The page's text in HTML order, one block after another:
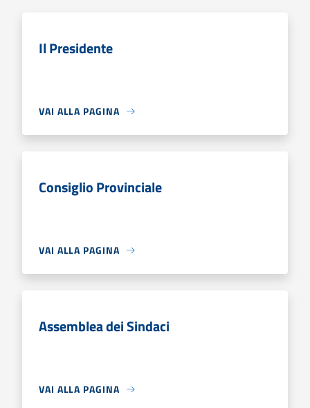
Il Presidente
VAI ALLA PAGINA
Consiglio Provinciale
VAI ALLA PAGINA
Assemblea dei Sindaci
VAI ALLA PAGINA